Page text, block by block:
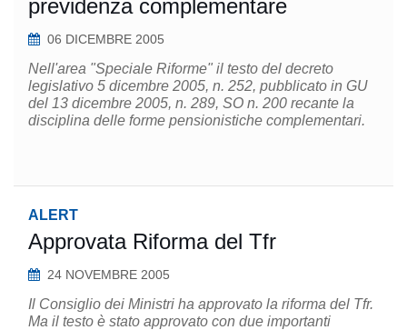
previdenza complementare
06 DICEMBRE 2005
Nell'area "Speciale Riforme" il testo del decreto
legislativo 5 dicembre 2005, n. 252, pubblicato in GU
del 13 dicembre 2005, n. 289, SO n. 200 recante la
disciplina delle forme pensionistiche complementari.
ALERT
Approvata Riforma del Tfr
24 NOVEMBRE 2005
Il Consiglio dei Ministri ha approvato la riforma del Tfr.
Ma il testo è stato approvato con due importanti